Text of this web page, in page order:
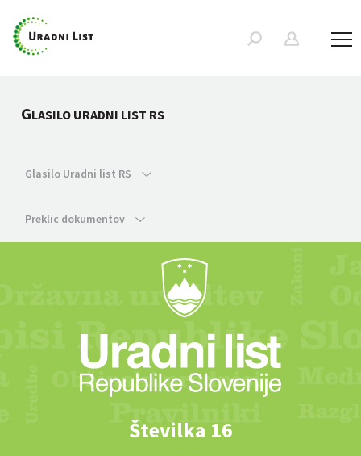
GLASILO URADNI LIST RS
Glasilo Uradni list RS
Preklic dokumentov
Številka 16